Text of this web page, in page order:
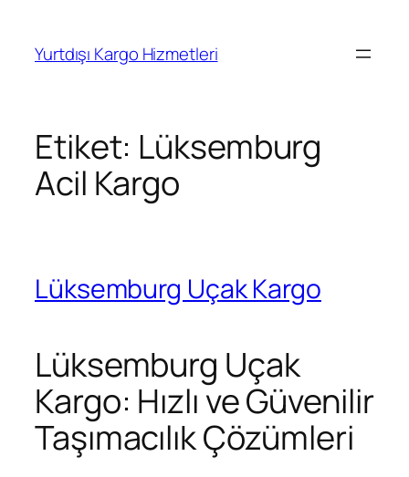
Yurtdışı Kargo Hizmetleri
Etiket: Lüksemburg
Acil Kargo
Lüksemburg Uçak Kargo
Lüksemburg Uçak
Kargo: Hızlı ve Güvenilir
Taşımacılık Çözümleri